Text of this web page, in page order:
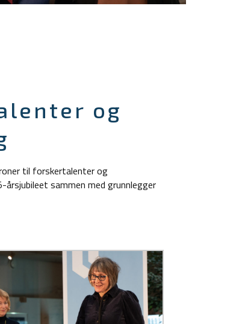
og
til forskertalenter og
sammen med grunnlegger